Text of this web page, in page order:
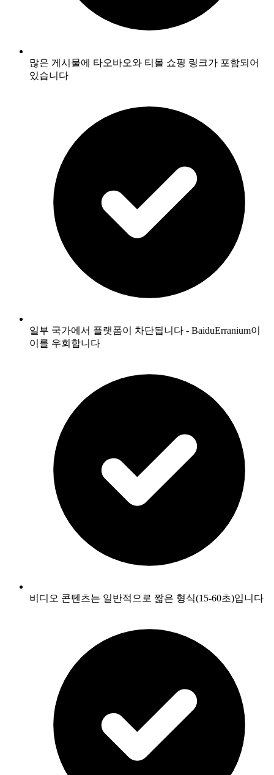
많은 게시물에 타오바오와 티몰 쇼핑 링크가 포함되어
있습니다
일부 국가에서 플랫폼이 차단됩니다 - BaiduErranium이
이를 우회합니다
비디오 콘텐츠는 일반적으로 짧은 형식(15-60초)입니다